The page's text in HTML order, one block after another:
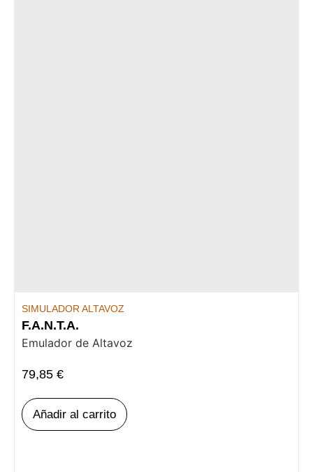
SIMULADOR ALTAVOZ
F.A.N.T.A.
Emulador de Altavoz
79,85 €
Añadir al carrito